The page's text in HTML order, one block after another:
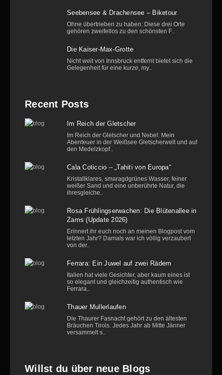
Seebensee & Drachensee – Biketour
Ohne übertrieben zu haben: Diese drei Orte
gehören zweifellos zu den schönsten F..
Die Kaiser-Max-Grotte
Nicht weit von Innsbruck entfernt bietet sich die
Gelegenheit für eine kurze, my..
Recent Posts
Im Reich der Gletscher
Im Reich der Gletscher und Nebel: Mein
Abenteuer in der Weißsee Gletscherwelt und auf
den Medelzkopf..
Cala Coticcio – „Tahiti von Europa“
Kristallklares, smaragdgrünes Wasser, feiner
weißer Sand und eine unberührte Natur, die
ihresgleiche..
Rosa Frühlingserwachen: Die Blütenallee in
Zams (Update 2026)
Erinnert ihr euch noch an meinen Blogpost vom
letzten Jahr? Damals war ich völlig verzaubert
von der..
Ferrara: Ein Juwel auf zwei Rädern
Italien hat viele Gesichter, aber kaum eines ist
so elegant und gleichzeitig authentisch wie
Ferrara..
Thauer Mullerlaufen
Die Thaurer Fasnacht gehört zu den ältesten
Bräuchen Tirols. Jedes Jahr ab Mitte Jänner
versammelt s..
Willst du über neue Blogs